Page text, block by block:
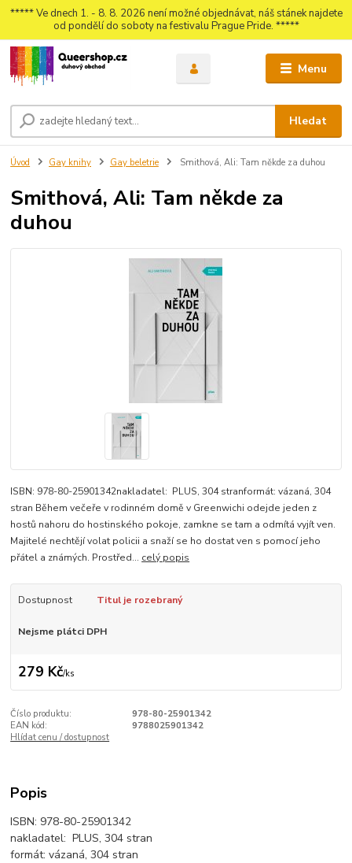
***** Ve dnech 1. - 8. 8. 2026 není možné objednávat, náš stánek najdete
od pondělí do soboty na festivalu Prague Pride. *****
Menu
Hledat
Úvod Gay knihy Gay beletrie Smithová, Ali: Tam někde za duhou
Smithová, Ali: Tam někde za
duhou
ISBN: 978-80-25901342nakladatel: PLUS, 304 stranformát: vázaná, 304
stran Během večeře v rodinném domě v Greenwichi odejde jeden z
hostů nahoru do hostinského pokoje, zamkne se tam a odmítá vyjít ven.
Majitelé nechtějí volat policii a snaží se ho dostat ven s pomocí jeho
přátel a známých. Prostřed... celý popis
Dostupnost Titul je rozebraný
Nejsme plátci DPH
279 Kč/ks
Číslo produktu:
978-80-25901342
EAN kód:
9788025901342
Hlídat cenu / dostupnost
Popis
ISBN: 978-80-25901342
nakladatel: PLUS, 304 stran
formát: vázaná, 304 stran